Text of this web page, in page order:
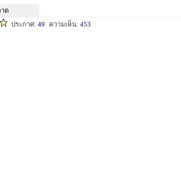
ด
ประกาศ: 49 ความเห็น: 453